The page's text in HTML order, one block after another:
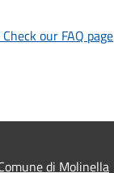
our FAQ page
di Molinella